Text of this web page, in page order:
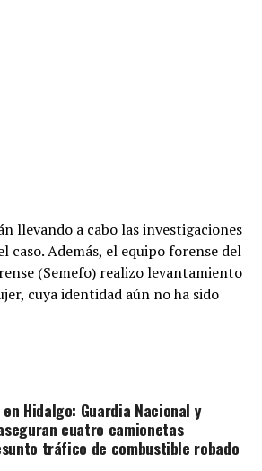
llevando a cabo las investigaciones
caso. Además, el equipo forense del
(Semefo) realizo levantamiento
cuya identidad aún no ha sido
Hidalgo: Guardia Nacional y
cuatro camionetas
tráfico de combustible robado